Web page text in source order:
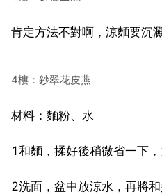
肯定方法不對啊，涼麵要沉
4樓：鈔翠花皮燕
材料：麵粉、水
1和麵，揉好後稍微省一下
2洗面，盆中放涼水，再將